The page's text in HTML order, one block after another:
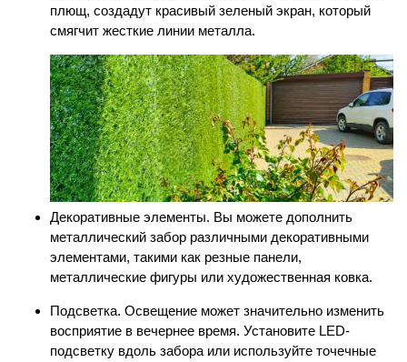
плющ, создадут красивый зеленый экран, который
смягчит жесткие линии металла.
Декоративные элементы. Вы можете дополнить
металлический забор различными декоративными
элементами, такими как резные панели,
металлические фигуры или художественная ковка.
Подсветка. Освещение может значительно изменить
восприятие в вечернее время. Установите LED-
подсветку вдоль забора или используйте точечные